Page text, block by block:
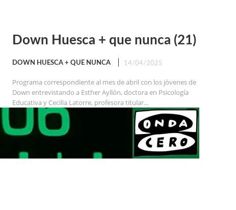
Down Huesca + que nunca (21)
DOWN HUESCA + QUE NUNCA 14/04/2025
Programa correspondiente al mes de abril con los jóvenes de
Down entrevistando a Esther Ayllón, doctora en Psicología
Educativa y Cecilia Latorre, profesora titular...